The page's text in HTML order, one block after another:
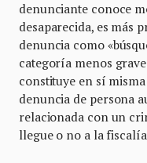
denunciante conoce
desaparecida, es más
denuncia como
categoría menos
constituye en sí
denuncia de persona
relacionada con un
llegue o no a la